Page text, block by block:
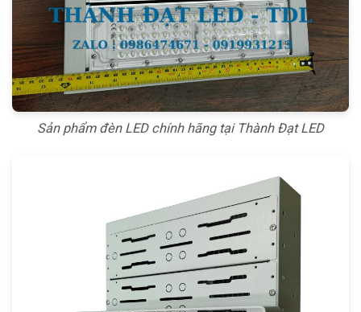
Sản phẩm đèn LED chính hãng tại Thành Đạt LED